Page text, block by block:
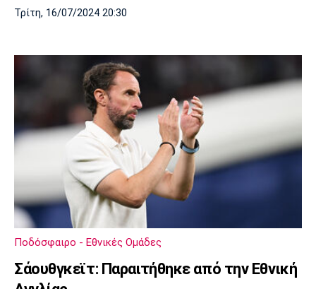
Τρίτη, 16/07/2024 20:30
Ποδόσφαιρο - Εθνικές Ομάδες
Σάουθγκεϊτ: Παραιτήθηκε από την Εθνική